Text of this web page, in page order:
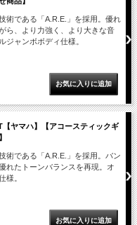
術である「A.R.E.」を採用。優れ
ら、より力強く、より大きな音
ジャンボボディ仕様。
ヤマハ】【アコースティックギ
術である「A.R.E.」を採用。バン
れたトーンバランスを再現。オ
様。